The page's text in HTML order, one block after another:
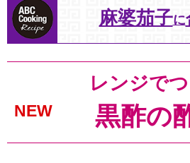
麻婆茄子に
レンジで
黒酢の
NEW